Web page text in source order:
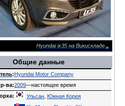
Hyundai ix35 на Викискладе
Общие данные
:Hyundai Motor Company
-ва:2009—настоящее время
Ульсан Южная Корея